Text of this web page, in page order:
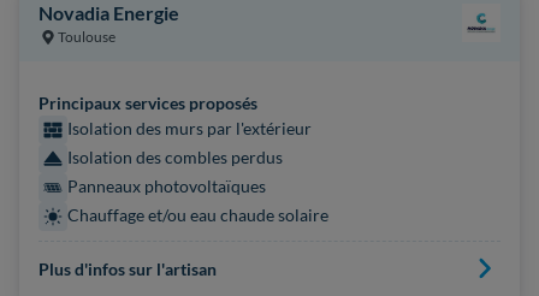
Novadia Energie
Toulouse
Principaux services proposés
Isolation des murs par l'extérieur
Isolation des combles perdus
Panneaux photovoltaïques
Chauffage et/ou eau chaude solaire
Plus d'infos sur l'artisan